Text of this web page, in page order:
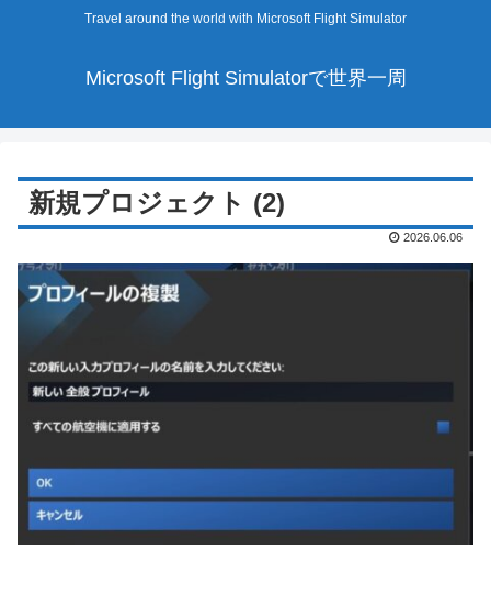
Travel around the world with Microsoft Flight Simulator
Microsoft Flight Simulatorで世界一周
新規プロジェクト (2)
2026.06.06